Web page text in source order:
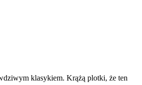
klasykiem. Krążą plotki, że ten